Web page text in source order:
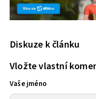
Diskuze k článku
Vložte vlastní
Vaše jméno